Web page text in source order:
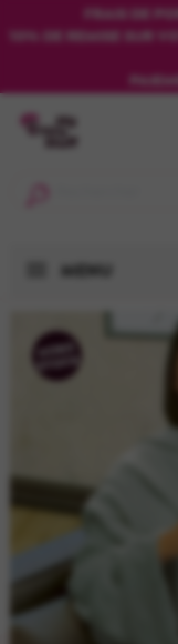
FRAIS DE
10% DE REMISE SUR
MENU
HORS
STOCK